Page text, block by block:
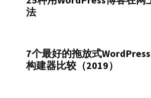
法
7个最好的拖放式
构建器比较（2019）